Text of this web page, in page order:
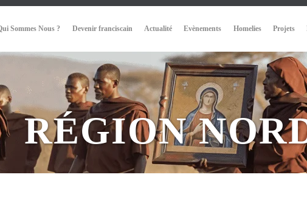
Sommes Nous ? Devenir franciscain Actualité Evènements Homelies Projets
RÉGION